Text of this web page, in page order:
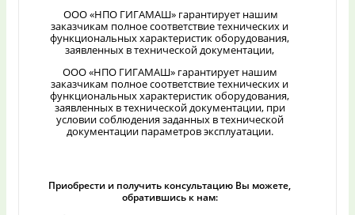
ООО «НПО ГИГАМАШ» гарантирует нашим
заказчикам полное соответствие технических и
функциональных характеристик оборудования,
заявленных в технической документации,
ООО «НПО ГИГАМАШ» гарантирует нашим
заказчикам полное соответствие технических и
функциональных характеристик оборудования,
заявленных в технической документации, при
условии соблюдения заданных в технической
документации параметров эксплуатации.
Приобрести и получить консультацию Вы можете,
обратившись к нам: